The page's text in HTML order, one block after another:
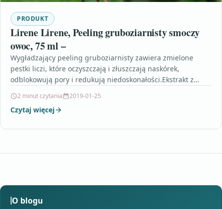
PRODUKT
Lirene Lirene, Peeling gruboziarnisty smoczy
owoc, 75 ml –
Wygładzający peeling gruboziarnisty zawiera zmielone
pestki liczi, które oczyszczają i złuszczają naskórek,
odblokowują pory i redukują niedoskonałości.Ekstrakt z
2 minut czytania 2019-01-25
Czytaj więcej
O blogu